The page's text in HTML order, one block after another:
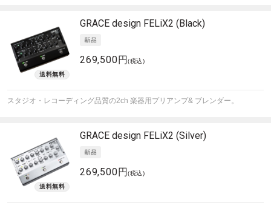
GRACE design FELiX2 (Black)
269,500円(税込)
スタジオ・レコーディング品質の2ch 楽器用プリアンプ& ブレンダー。
GRACE design FELiX2 (Silver)
269,500円(税込)